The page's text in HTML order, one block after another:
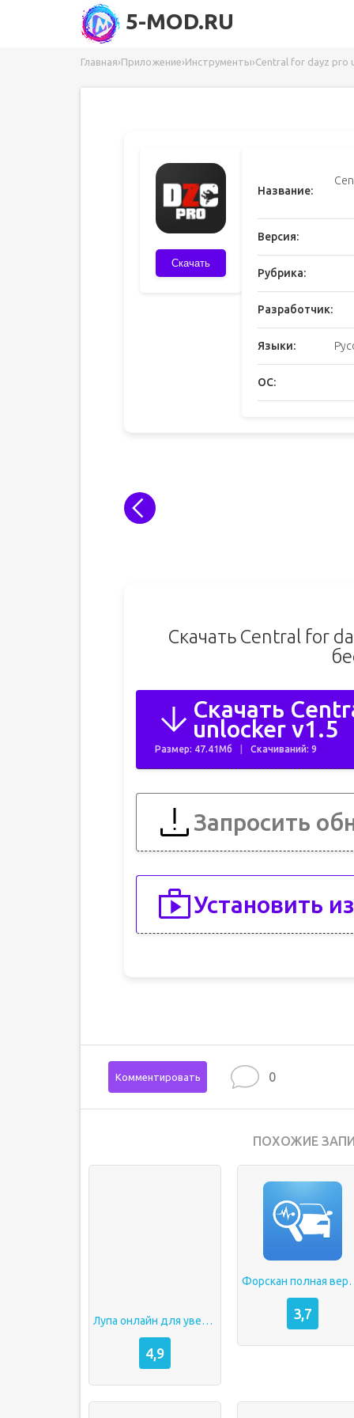
5-MOD.RU
Главная›Приложение›Инструменты›Central for dayz pro
Скачать
Название:
Версия:
Рубрика:
Разработчик:
Языки:
ОС:
Скачать Central for
Скачать
unlocker v1.5
Размер: 47.41Мб Скачиваний: 9
Запросить
Установить
Комментировать 0
ПОХОЖИЕ
Лупа онлайн для увеличения через камеру андроид
4,9
3,7